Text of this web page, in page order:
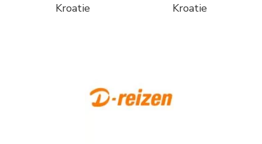
Kroatie Kroatie